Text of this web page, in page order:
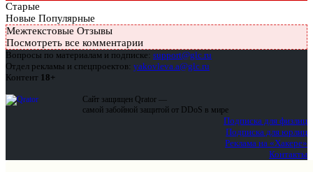
Старые
Новые Популярные
Межтекстовые Отзывы
Посмотреть все комментарии
Вопросы по материалам и подписке: support@glc.ru
Отдел рекламы и спецпроектов: yakovleva.a@glc.ru
Контент 18+
Сайт защищен Qrator —
самой забойной защитой от DDoS в мире
Подписка для физлиц
Подписка для юрлиц
Реклама на «Хакере»
Контакты